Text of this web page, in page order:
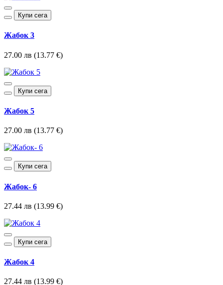
Купи сега
Жабок 3
27.00 лв (13.77 €)
Купи сега
Жабок 5
27.00 лв (13.77 €)
Купи сега
Жабок- 6
27.44 лв (13.99 €)
Купи сега
Жабок 4
27.44 лв (13.99 €)